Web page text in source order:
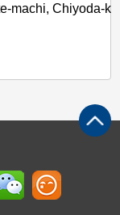
machi, Chiyoda-